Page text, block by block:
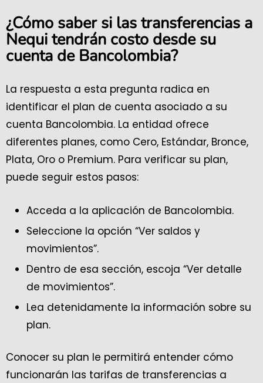
¿Cómo saber si las transferencias a
Nequi tendrán costo desde su
cuenta de Bancolombia?
La respuesta a esta pregunta radica en
identificar el plan de cuenta asociado a su
cuenta Bancolombia. La entidad ofrece
diferentes planes, como Cero, Estándar, Bronce,
Plata, Oro o Premium. Para verificar su plan,
puede seguir estos pasos:
Acceda a la aplicación de Bancolombia.
Seleccione la opción “Ver saldos y
movimientos”.
Dentro de esa sección, escoja “Ver detalle
de movimientos”.
Lea detenidamente la información sobre su
plan.
Conocer su plan le permitirá entender cómo
funcionarán las tarifas de transferencias a